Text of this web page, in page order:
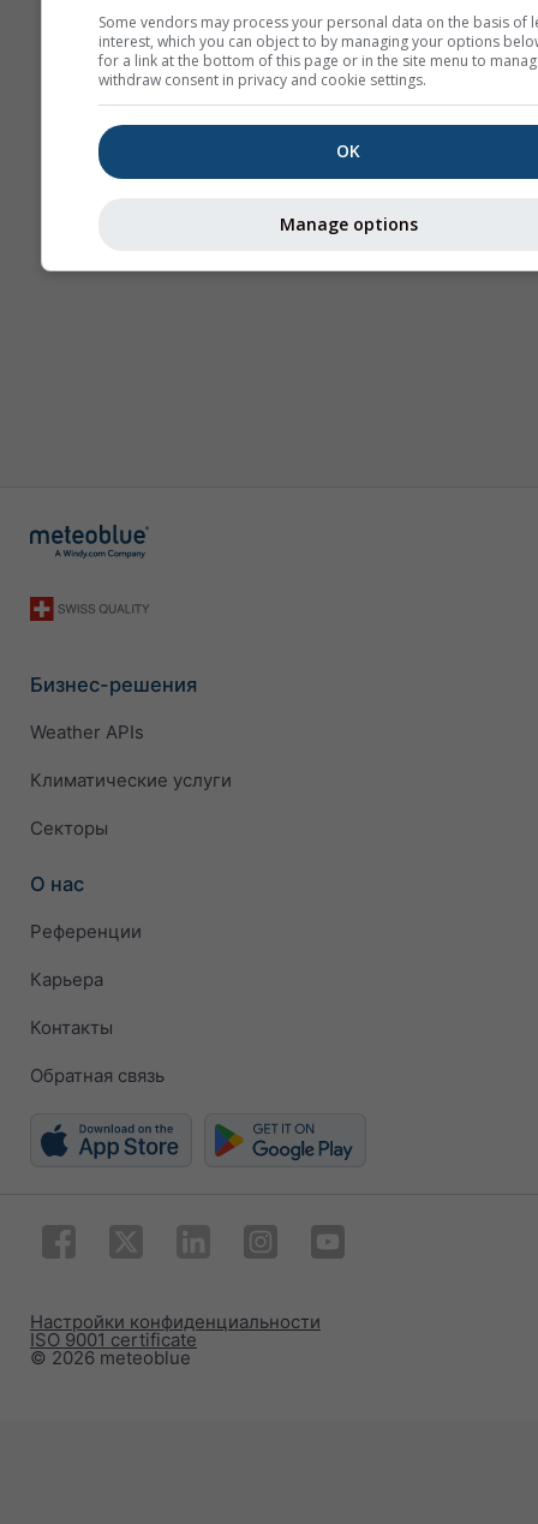
Бизнес-решения
Weather APIs
Климатические услуги
Секторы
О нас
Референции
Карьера
Контакты
Обратная связь
© 2026 meteoblue
ISO 9001 certificate
Настройки конфиденциальности
Some vendors may process your personal data on the basis of
interest, which you can object to by managing your options
for a link at the bottom of this page or in the site menu to
withdraw consent in privacy and cookie settings.
OK
Manage options